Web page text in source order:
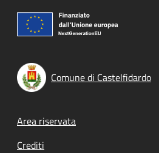
Comune di Castelfidardo
Footer menu
Area riservata
Crediti